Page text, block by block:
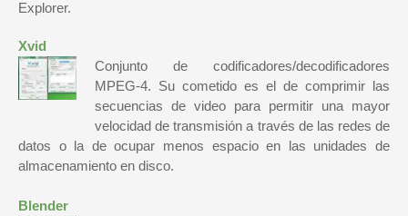
Explorer.
Xvid
Conjunto de codificadores/decodificadores
MPEG-4. Su cometido es el de comprimir las
secuencias de video para permitir una mayor
velocidad de transmisión a través de las redes de
datos o la de ocupar menos espacio en las unidades de
almacenamiento en disco.
Blender